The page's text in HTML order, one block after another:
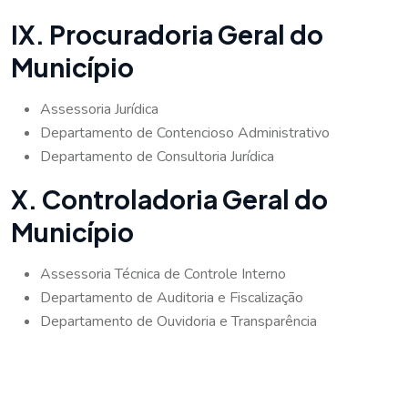
IX. Procuradoria Geral do
Município
Assessoria Jurídica
Departamento de Contencioso Administrativo
Departamento de Consultoria Jurídica
X. Controladoria Geral do
Município
Assessoria Técnica de Controle Interno
Departamento de Auditoria e Fiscalização
Departamento de Ouvidoria e Transparência